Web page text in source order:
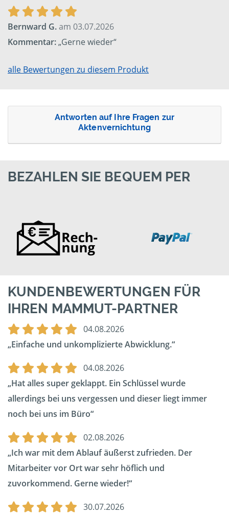
Bernward G.am 03.07.2026
Kommentar:„Gerne wieder“
alle Bewertungen zu diesem Produkt
Antworten auf Ihre Fragen zur
Aktenvernichtung
BEZAHLEN SIE BEQUEM PER
KUNDENBEWERTUNGEN FÜR
IHREN MAMMUT-PARTNER
04.08.2026
Einfache und unkomplizierte Abwicklung.
04.08.2026
Hat alles super geklappt. Ein Schlüssel wurde
allerdings bei uns vergessen und dieser liegt immer
noch bei uns im Büro
02.08.2026
Ich war mit dem Ablauf äußerst zufrieden. Der
Mitarbeiter vor Ort war sehr höflich und
zuvorkommend. Gerne wieder!
30.07.2026